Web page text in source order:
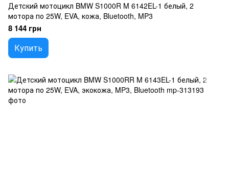
Детский мотоцикл BMW S1000R M 6142EL-1 белый, 2
мотора по 25W, EVA, кожа, Bluetooth, MP3
8 144 грн
Купить